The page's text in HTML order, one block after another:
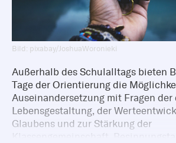
Bild: pixabay/JoshuaWoronieki
Außerhalb des Schulalltags bieten
Tage der Orientierung die
Auseinandersetzung mit Fragen der
Lebensgestaltung, der
Glaubens und zur Stärkung der
Klassengemeinschaft.